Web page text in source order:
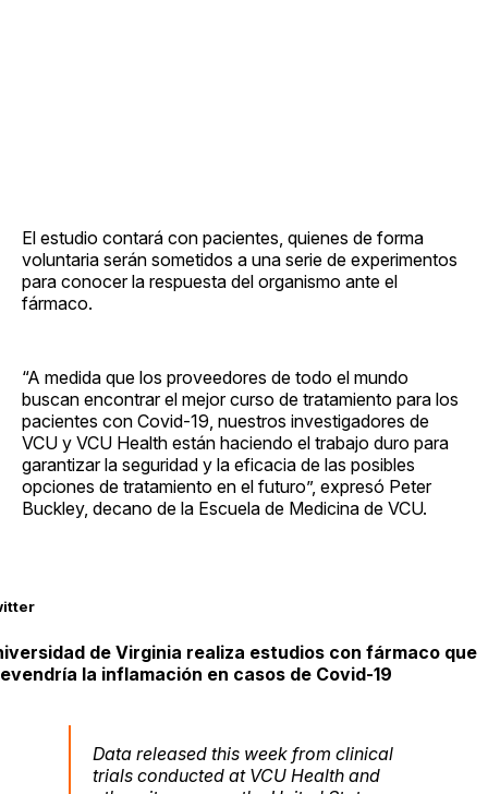
El estudio contará con pacientes, quienes de forma
voluntaria serán sometidos a una serie de experimentos
para conocer la respuesta del organismo ante el
fármaco.
“A medida que los proveedores de todo el mundo
buscan encontrar el mejor curso de tratamiento para los
pacientes con Covid-19, nuestros investigadores de
VCU y VCU Health están haciendo el trabajo duro para
garantizar la seguridad y la eficacia de las posibles
opciones de tratamiento en el futuro”, expresó Peter
Buckley, decano de la Escuela de Medicina de VCU.
de Virginia realiza estudios con fármaco que
la inflamación en casos de Covid-19
Data released this week from clinical
trials conducted at VCU Health and